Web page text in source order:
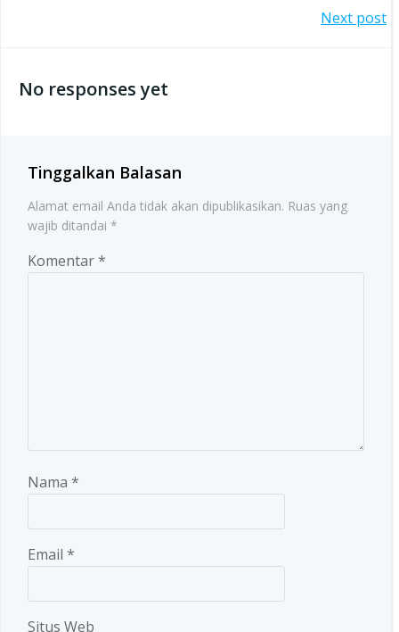
navigation
Next post
No responses yet
Tinggalkan Balasan
Alamat email Anda tidak akan dipublikasikan. Ruas yang
wajib ditandai *
Komentar*
Nama *
Email *
Situs Web